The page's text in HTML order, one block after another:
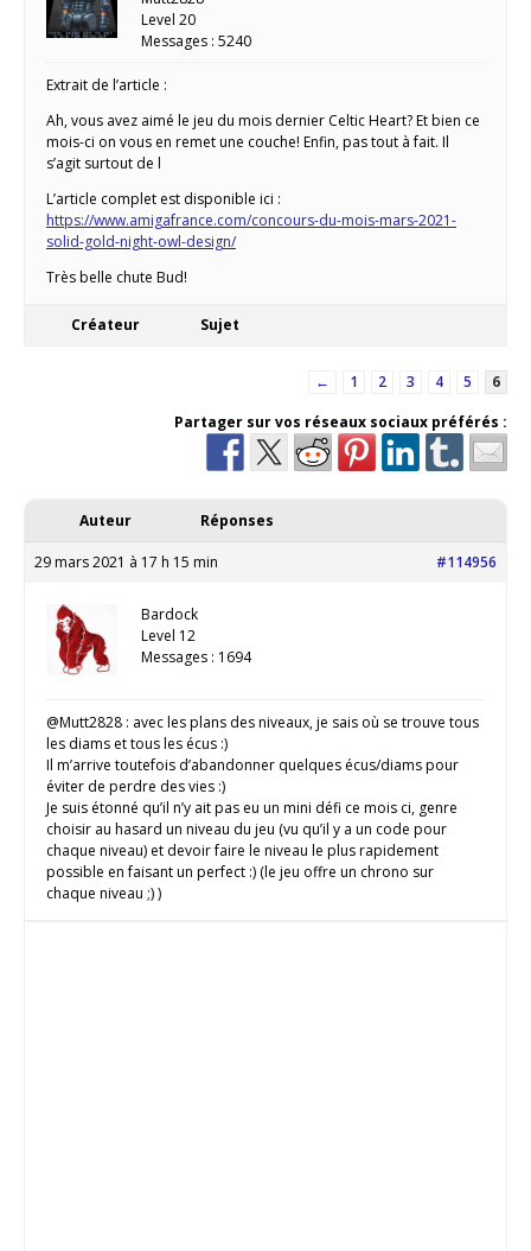
Level 20
Messages : 5240
Extrait de l’article :
Ah, vous avez aimé le jeu du mois dernier Celtic Heart? Et bien ce
mois-ci on vous en remet une couche! Enfin, pas tout à fait. Il
s’agit surtout de l
L’article complet est disponible ici :
https://www.amigafrance.com/concours-du-mois-mars-2021-
solid-gold-night-owl-design/
Très belle chute Bud!
Créateur Sujet
← 1 2 3 4 5
6
Partager sur vos réseaux sociaux préférés :
Auteur Réponses
29 mars 2021 à 17 h 15 min #114956
Bardock
Level 12
Messages : 1694
@Mutt2828 : avec les plans des niveaux, je sais où se trouve tous
les diams et tous les écus :)
Il m’arrive toutefois d’abandonner quelques écus/diams pour
éviter de perdre des vies :)
Je suis étonné qu’il n’y ait pas eu un mini défi ce mois ci, genre
choisir au hasard un niveau du jeu (vu qu’il y a un code pour
chaque niveau) et devoir faire le niveau le plus rapidement
possible en faisant un perfect :) (le jeu offre un chrono sur
chaque niveau ;) )